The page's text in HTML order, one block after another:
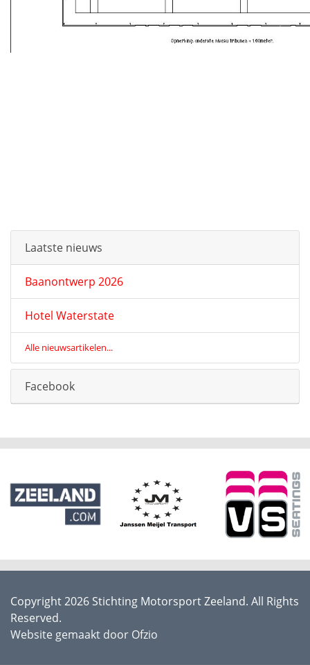
Laatste nieuws
Baanontwerp 2026
Hotel Waterstate
Alle nieuwsartikelen...
Facebook
Copyright 2026 Stichting Motorsport Zeeland. All Rights
Reserved.
Website gemaakt door Ofzio